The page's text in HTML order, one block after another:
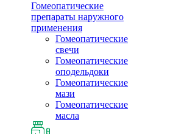
Гомеопатические
препараты наружного
применения
Гомеопатические
свечи
Гомеопатические
оподельдоки
Гомеопатические
мази
Гомеопатические
масла